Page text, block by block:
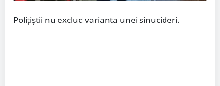
Polițiștii nu exclud varianta unei sinucideri.